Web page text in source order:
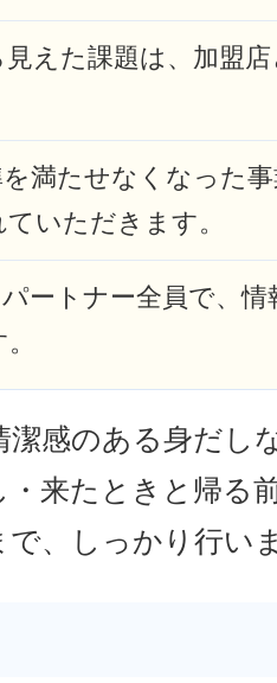
えた課題は、加盟
満たせなくなった
いただきます。
ートナー全員で、
潔感のある身だし
・来たときと帰る
で、しっかり行い